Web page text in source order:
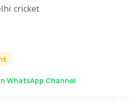
cricket
WhatsApp Channel